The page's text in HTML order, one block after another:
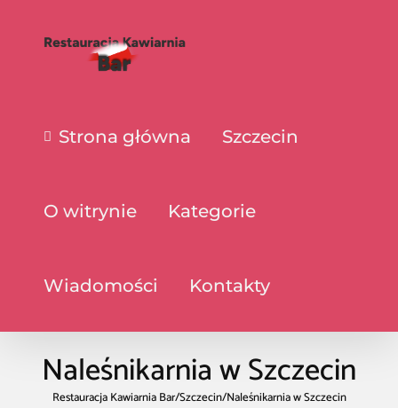
Strona główna Szczecin
O witrynie Kategorie
Wiadomości Kontakty
Naleśnikarnia w Szczecin
Restauracja Kawiarnia Bar/Szczecin/Naleśnikarnia w Szczecin